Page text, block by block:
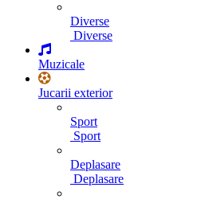
Diverse
Diverse
Muzicale
Jucarii exterior
Sport
Sport
Deplasare
Deplasare